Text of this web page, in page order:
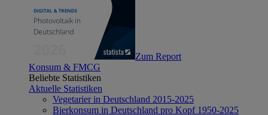
Zum Report
Konsum & FMCG
Beliebte Statistiken
Aktuelle Statistiken
Vegetarier in Deutschland 2015-2025
Bierkonsum in Deutschland pro Kopf 1950-2025